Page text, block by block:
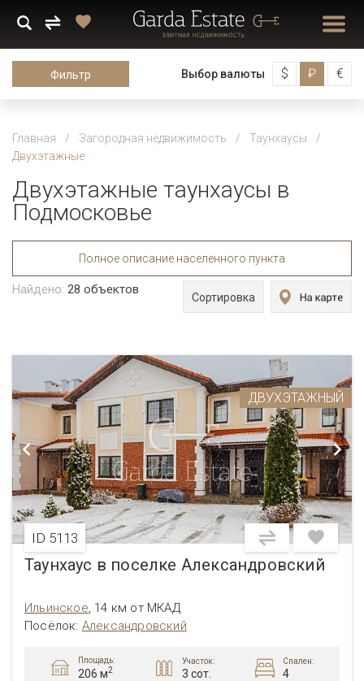
Фильтр Выбор валюты $ ₽ €
Главная Загородная недвижимость
Таунхаусы
Двухэтажные
Двухэтажные таунхаусы в
Подмосковье
Полное описание населенного пункта
Найдено: 28 объектов
Сортировка
ДВУХЭТАЖНЫЙ
ID 5113
Таунхаус в поселке Александровский
Ильинское, 14 км от МКАД
Посёлок: Александровский
Площадь:
206 м2
Участок:
3 сот.
Спален:
4